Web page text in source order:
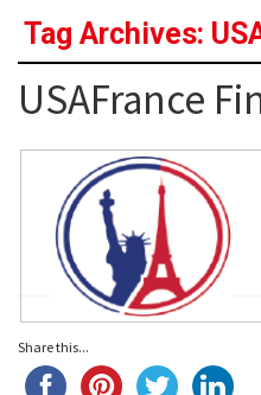
Tag Archives:
USAFrance
Share this...